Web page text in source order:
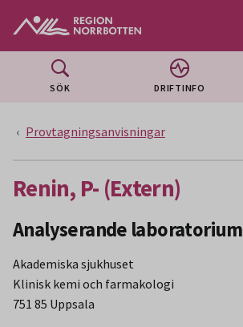
SÖK DRIFTINFO
Provtagningsanvisningar
Renin, P- (Extern)
Analyserande laboratorium
Akademiska sjukhuset
Klinisk kemi och farmakologi
751 85 Uppsala